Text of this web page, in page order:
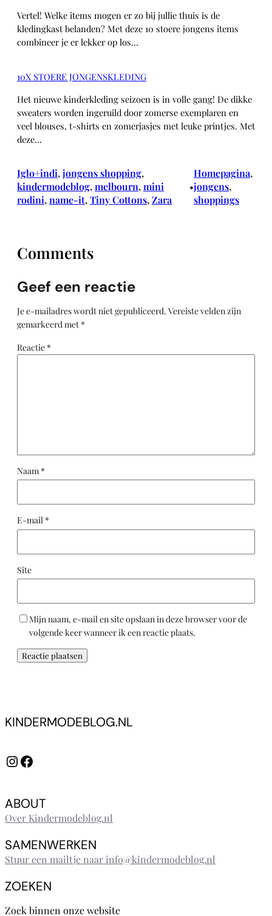
Vertel! Welke items mogen er zo bij jullie thuis is de
kledingkast belanden? Met deze 10 stoere jongens items
combineer je er lekker op los…
10X STOERE JONGENSKLEDING
Het nieuwe kinderkleding seizoen is in volle gang! De dikke
sweaters worden ingeruild door zomerse exemplaren en
veel blouses, t-shirts en zomerjasjes met leuke printjes. Met
deze…
Iglo+indi, jongens shopping
kindermodeblog, melbourn, mini
rodini, name-it, Tiny Cottons, Zara
•
Homepagina
jongens
shoppings
Comments
Geef een reactie
Je e-mailadres wordt niet gepubliceerd. Vereiste velden zijn
gemarkeerd met *
Reactie *
Naam *
E-mail *
Site
Mijn naam, e-mail en site opslaan in deze browser voor de
volgende keer wanneer ik een reactie plaats.
KINDERMODEBLOG.NL
InstagramFacebook
ABOUT
Over Kindermodeblog.nl
SAMENWERKEN
Stuur een mailtje naar info@kindermodeblog.nl
ZOEKEN
Zoek binnen onze website